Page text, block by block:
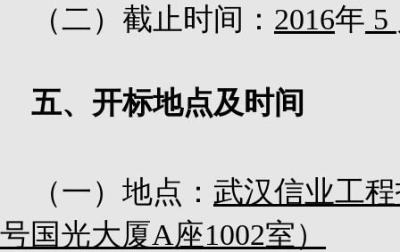
（二）截止时间： 2016年 5
五、开标地点及时间
（一）地点： 武汉信业工
号国光大厦A座1002室）